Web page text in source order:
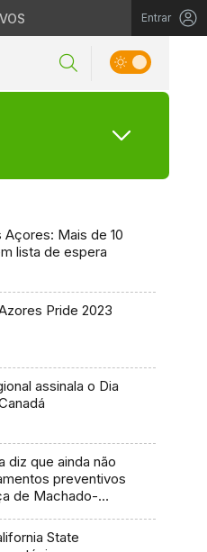
Entrar
Açores: Mais de 10
lista de espera
Pride 2023
assinala o Dia
diz que ainda não
preventivos
de Machado-
State